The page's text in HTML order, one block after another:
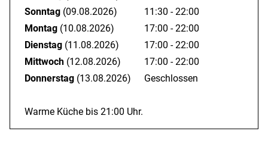
Sonntag (09.08.2026)
11:30 - 22:00
Montag (10.08.2026)
17:00 - 22:00
Dienstag (11.08.2026)
17:00 - 22:00
Mittwoch (12.08.2026)
17:00 - 22:00
Donnerstag (13.08.2026) Geschlossen
Warme Küche bis 21:00 Uhr.